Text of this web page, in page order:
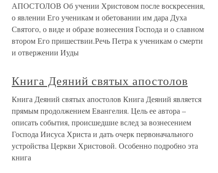
АПОСТОЛОВ Об учении Христовом после воскресения,
о явлении Его ученикам и обетовании им дара Духа
Святого, о виде и образе вознесения Господа и о славном
втором Его пришествии.Речь Петра к ученикам о смерти
и отвержении Иуды
Книга Деяний святых апостолов
Книга Деяний святых апостолов Книга Деяний является
прямым продолжением Евангелия. Цель ее автора –
описать события, происшедшие вслед за вознесением
Господа Иисуса Христа и дать очерк первоначального
устройства Церкви Христовой. Особенно подробно эта
книга